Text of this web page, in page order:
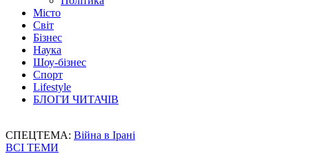
Місто
Світ
Бізнес
Наука
Шоу-бізнес
Спорт
Lifestyle
БЛОГИ ЧИТАЧІВ
СПЕЦТЕМА: Війна в Ірані
ВСІ ТЕМИ